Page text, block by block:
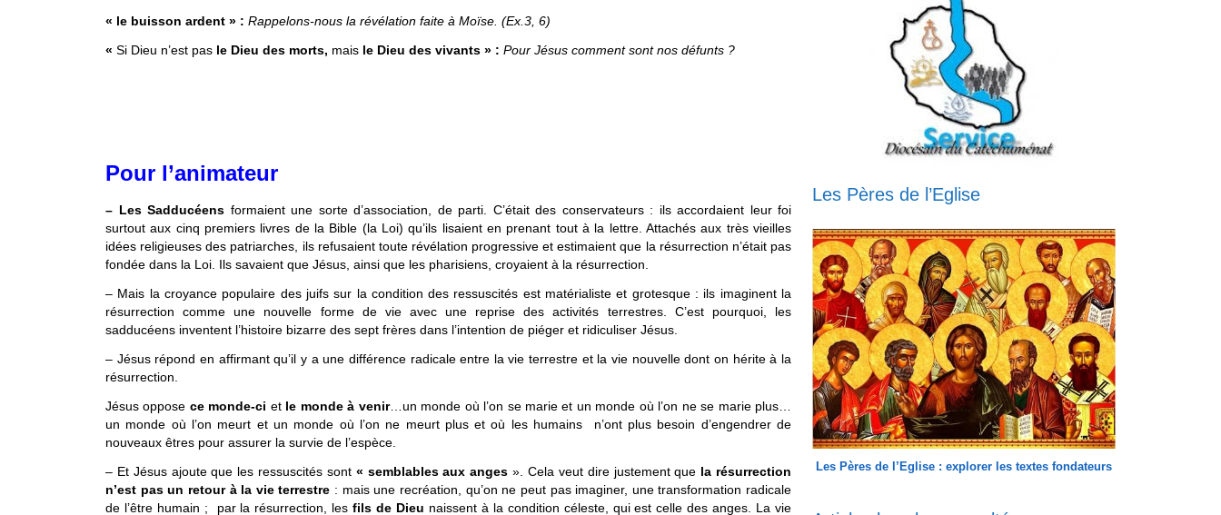
« le buisson ardent » : Rappelons-nous la révélation faite à Moïse. (Ex.3, 6)
« Si Dieu n’est pas le Dieu des morts, mais le Dieu des vivants » : Pour Jésus comment sont nos défunts ?
Pour l’animateur
– Les Sadducéens formaient une sorte d’association, de parti. C’était des conservateurs : ils accordaient leur foi
surtout aux cinq premiers livres de la Bible (la Loi) qu’ils lisaient en prenant tout à la lettre. Attachés aux très vieilles
idées religieuses des patriarches, ils refusaient toute révélation progressive et estimaient que la résurrection n’était pas
fondée dans la Loi. Ils savaient que Jésus, ainsi que les pharisiens, croyaient à la résurrection.
– Mais la croyance populaire des juifs sur la condition des ressuscités est matérialiste et grotesque : ils imaginent la
résurrection comme une nouvelle forme de vie avec une reprise des activités terrestres. C’est pourquoi, les
sadducéens inventent l’histoire bizarre des sept frères dans l’intention de piéger et ridiculiser Jésus.
– Jésus répond en affirmant qu’il y a une différence radicale entre la vie terrestre et la vie nouvelle dont on hérite à la
résurrection.
Jésus oppose ce monde-ci et le monde à venir…un monde où l’on se marie et un monde où l’on ne se marie plus…
un monde où l’on meurt et un monde où l’on ne meurt plus et où les humains n’ont plus besoin d’engendrer de
nouveaux êtres pour assurer la survie de l’espèce.
– Et Jésus ajoute que les ressuscités sont« semblables aux anges ». Cela veut dire justement que la résurrection
n’est pas un retour à la vie terrestre : mais une recréation, qu’on ne peut pas imaginer, une transformation radicale
de l’être humain ; par la résurrection, lesfils de Dieu naissent à la condition céleste, qui est celle des anges. La vie
Les Pères de l’Eglise
Les Pères de l’Eglise : explorer les textes fondateurs